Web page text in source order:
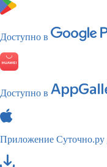
Доступно в
Доступно в
Приложение Суточно.ру